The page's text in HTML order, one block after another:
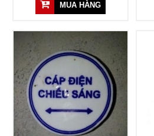
MUA HÀNG